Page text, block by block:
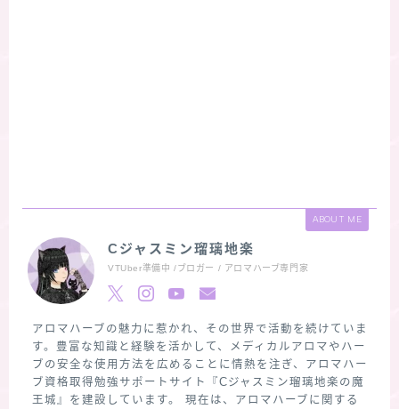
ABOUT ME
Cジャスミン瑠璃地楽
VTUber準備中 /ブロガー / アロマハーブ専門家
アロマハーブの魅力に惹かれ、その世界で活動を続けていま
す。豊富な知識と経験を活かして、メディカルアロマやハー
ブの安全な使用方法を広めることに情熱を注ぎ、アロマハー
ブ資格取得勉強サポートサイト『Cジャスミン瑠璃地楽の魔
王城』を建設しています。 現在は、アロマハーブに関する